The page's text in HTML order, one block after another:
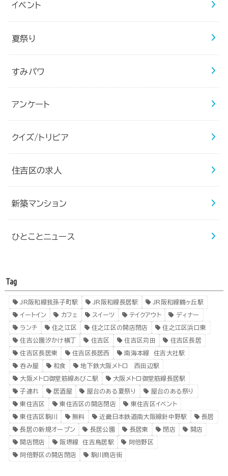
イベント
夏祭り
すみパワ
アンケート
クイズ/トリビア
住吉区の求人
新築マンション
ひとことニュース
Tag
JR阪和線我孫子町駅 JR阪和線長居駅 JR阪和線鶴ヶ丘駅
イートイン カフェ スイーツ テイクアウト ディナー
ランチ 住之江区 住之江区の開店閉店 住之江区浜口東
住吉公園汐かけ横丁 住吉区 住吉区苅田 住吉区長居
住吉区長居東 住吉区長居西 南海本線 住吉大社駅
呑み屋 和食 地下鉄大阪メトロ 西田辺駅
大阪メトロ御堂筋線あびこ駅 大阪メトロ御堂筋線長居駅
子連れ 居酒屋 屋台のある夏祭り 屋台のある祭り
東住吉区 東住吉区の開店閉店 東住吉区イベント
東住吉区駒川 無料 近畿日本鉄道南大阪線針中野駅 長居
長居の新規オープン 長居公園 長居東 閉店 開店
開店閉店 阪堺線 住吉鳥居駅 阿倍野区
阿倍野区の開店閉店 駒川商店街